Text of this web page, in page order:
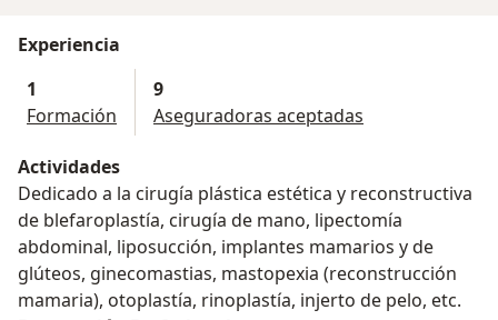
Experiencia
1
Formación
9
Aseguradoras aceptadas
Actividades
Dedicado a la cirugía plástica estética y reconstructiva
de blefaroplastía, cirugía de mano, lipectomía
abdominal, liposucción, implantes mamarios y de
glúteos, ginecomastias, mastopexia (reconstrucción
mamaria), otoplastía, rinoplastía, injerto de pelo, etc.